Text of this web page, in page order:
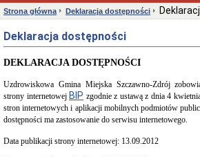
Statut
i
struktura
Urzędu
Obwieszczenia
Interpretacje
Burmistrza
Ogłoszenia
o
naborze
pracowników
Strona główna Deklaracja dostępności
Deklaracja dostępności
DEKLARACJA DOSTĘPNOŚCI
Uzdrowiskowa Gmina Miejska Szczawno-Zdrój
strony internetowej BIP zgodnie z ustawą z dnia 4
stron internetowych i aplikacji mobilnych podmiotów
dostępności ma zastosowanie do serwisu internetowego.
Data publikacji strony internetowej: 13.09.2012